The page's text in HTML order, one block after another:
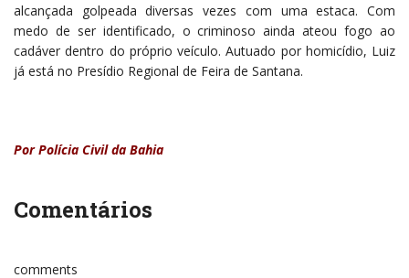
alcançada golpeada diversas vezes com uma estaca. Com
medo de ser identificado, o criminoso ainda ateou fogo ao
cadáver dentro do próprio veículo. Autuado por homicídio, Luiz
já está no Presídio Regional de Feira de Santana.
Por Polícia Civil da Bahia
Comentários
comments